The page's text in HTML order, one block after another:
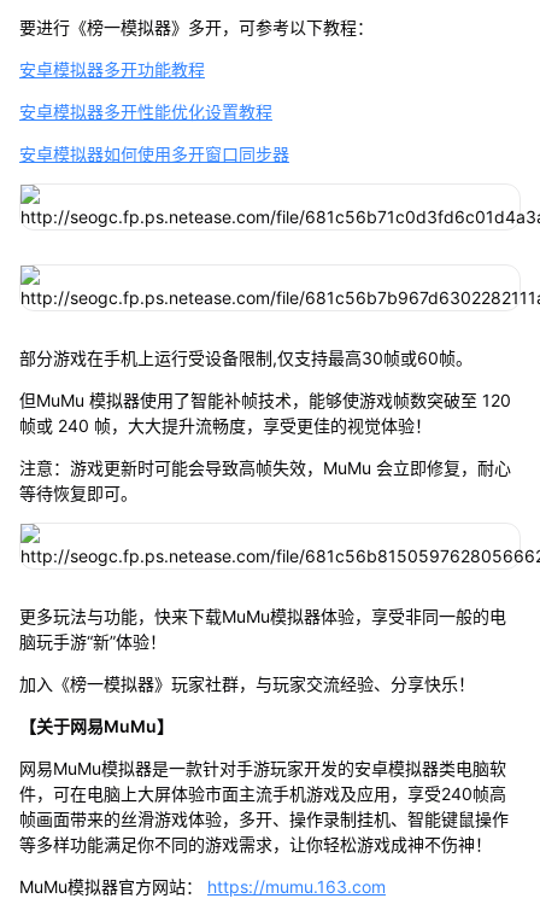
要进行《榜一模拟器》多开，可参考以下教程：
安卓模拟器多开功能教程
安卓模拟器多开性能优化设置教程
安卓模拟器如何使用多开窗口同步器
部分游戏在手机上运行受设备限制,仅支持最高30帧或60帧。
但MuMu 模拟器使用了智能补帧技术，能够使游戏帧数突破至 120
帧或 240 帧，大大提升流畅度，享受更佳的视觉体验！
注意：游戏更新时可能会导致高帧失效，MuMu 会立即修复，耐心
等待恢复即可。
更多玩法与功能，快来下载MuMu模拟器体验，享受非同一般的电
脑玩手游“新”体验！
加入《榜一模拟器》玩家社群，与玩家交流经验、分享快乐！
【关于网易MuMu】
网易MuMu模拟器是一款针对手游玩家开发的安卓模拟器类电脑软
件，可在电脑上大屏体验市面主流手机游戏及应用，享受240帧高
帧画面带来的丝滑游戏体验，多开、操作录制挂机、智能键鼠操作
等多样功能满足你不同的游戏需求，让你轻松游戏成神不伤神！
MuMu模拟器官方网站： https://mumu.163.com